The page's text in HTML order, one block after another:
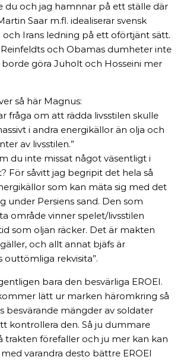
du och jag hamnnar på ett ställe där
Saar m.fl. idealiserar svensk
Irans ledning på ett oförtjänt sätt.
och Obamas dumheter inte
göra Juholt och Hosseini mer
så här Magnus:
fråga om att rädda livsstilen skulle
i andra energikällor än olja och
av livsstilen.”
du inte missat något väsentligt i
För såvitt jag begripit det hela så
som kan mäta sig med det
under Persiens sand. Den som
område vinner spelet/livsstilen
som oljan räcker. Det är makten
och allt annat bjäfs är
outtömliga rekvisita”.
bara den besvärliga EROEI.
lätt ur marken häromkring så
besvärande mängder av soldater
kontrollera den. Så ju dummare
trakten förefaller och ju mer kan kan
varandra desto bättre EROEI